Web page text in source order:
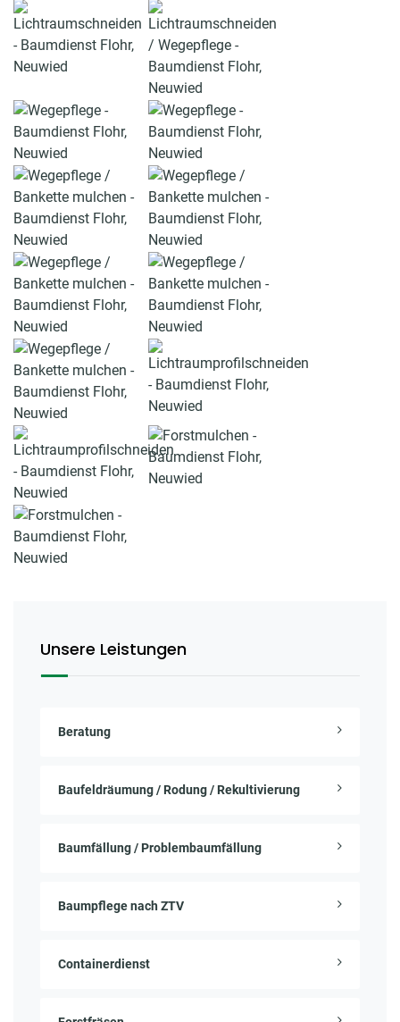
Unsere Leistungen
Beratung
Baufeldräumung / Rodung / Rekultivierung
Baumfällung / Problembaumfällung
Baumpflege nach ZTV
Containerdienst